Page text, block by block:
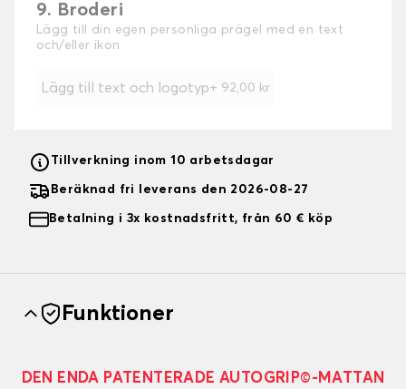
9. Broderi
Lägg till din egen personliga prägel med en text
och/eller ikon
Lägg till text och logotyp+ 92,00 kr
Tillverkning inom 10 arbetsdagar
Beräknad fri leverans den 2026-08-27
Betalning i 3x kostnadsfritt, från 60 € köp
Funktioner
DEN ENDA PATENTERADE AUTOGRIP©-MATTAN